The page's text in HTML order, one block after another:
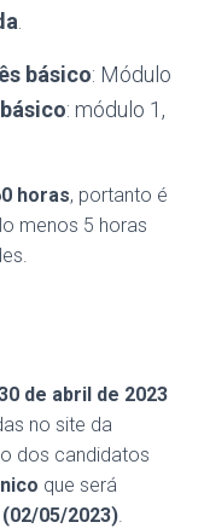
básico: Módulo
: módulo 1,
horas, portanto é
menos 5 horas
de abril de 2023
no site da
dos candidatos
que será
05/2023).